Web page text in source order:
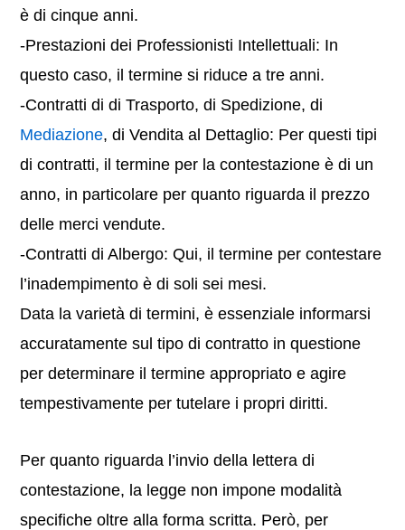
è di cinque anni.
-Prestazioni dei Professionisti Intellettuali: In
questo caso, il termine si riduce a tre anni.
-Contratti di di Trasporto, di Spedizione, di
Mediazione, di Vendita al Dettaglio: Per questi tipi
di contratti, il termine per la contestazione è di un
anno, in particolare per quanto riguarda il prezzo
delle merci vendute.
-Contratti di Albergo: Qui, il termine per contestare
l’inadempimento è di soli sei mesi.
Data la varietà di termini, è essenziale informarsi
accuratamente sul tipo di contratto in questione
per determinare il termine appropriato e agire
tempestivamente per tutelare i propri diritti.
Per quanto riguarda l’invio della lettera di
contestazione, la legge non impone modalità
specifiche oltre alla forma scritta. Però, per